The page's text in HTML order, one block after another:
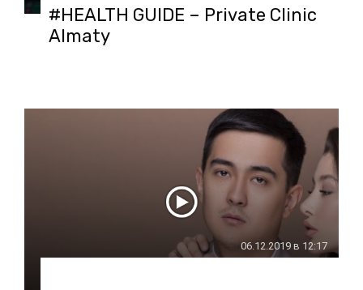
#HEALTH GUIDE – Private Clinic
Almaty
06.12.2019 в 12:17